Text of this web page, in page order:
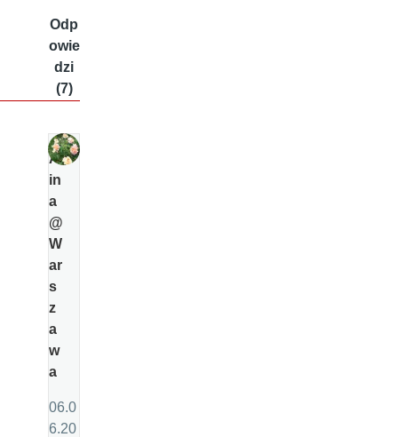
Odp
owie
dzi
(7)
Al
in
a
@
W
ar
s
z
a
w
a
06.0
6.20